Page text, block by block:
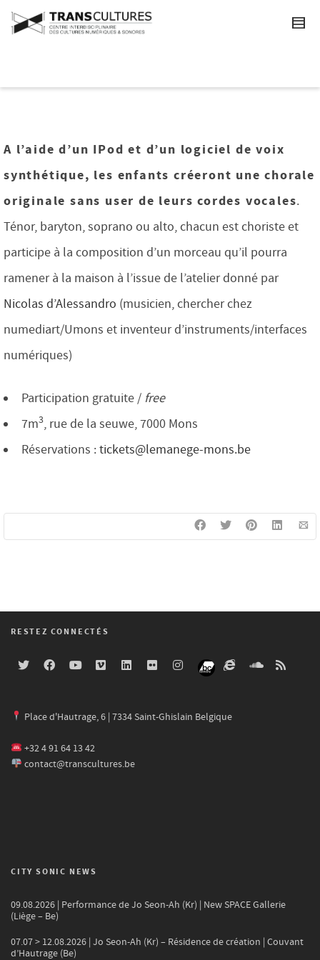
A l’aide d’un IPod et d’un logiciel de voix
synthétique, les enfants créeront une chorale
originale sans user de leurs cordes vocales.
Ténor, baryton, soprano ou alto, chacun est choriste et
participe à la composition d’un morceau qu’il pourra
ramener à la maison à l’issue de l’atelier donné par
Nicolas d’Alessandro (musicien, chercher chez
numediart/Umons et inventeur d’instruments/interfaces
numériques)
Participation gratuite / free
7m3, rue de la seuwe, 7000 Mons
Réservations :tickets@lemanege-mons.be
RESTEZ CONNECTÉS
Place d'Hautrage, 6 | 7334 Saint-Ghislain Belgique
+32 4 91 64 13 42
contact@transcultures.be
CITY SONIC NEWS
09.08.2026 | Performance de Jo Seon-Ah (Kr) | New SPACE Gallerie
(Liège – Be)
07.07 > 12.08.2026 | Jo Seon-Ah (Kr) – Résidence de création | Couvant
d’Hautrage (Be)